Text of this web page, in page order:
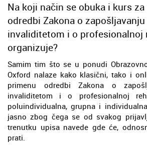
Na koji način se obuka i kurs
odredbi Zakona o
invaliditetom i o profesionalnoj
organizuje?
Samim tim što se u ponudi
Oxford nalaze kako klasični, tako i
primenu odredbi Zakona o
invaliditetom i o profesionalnoj
poluindividualna, grupna i
jasno zbog čega se od svakog
trenutku upisa navede gde će,
prati.